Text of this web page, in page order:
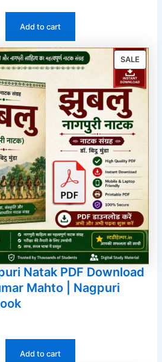
Add to cart
SALE
SALE
Natak PDF Download
Mahto | Nagpuri
Add to cart